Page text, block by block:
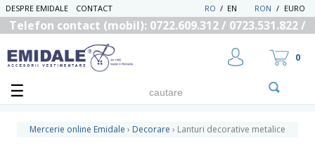
DESPRE EMIDALE CONTACT RON / EURO
EN
/
RO
Telefon contact (mobil): 0722.609.312 / 0723.531.822 /
0
Mercerie online Emidale › Decorare › Lanturi decorative metalice